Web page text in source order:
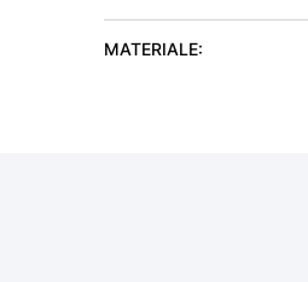
MATERIALE: